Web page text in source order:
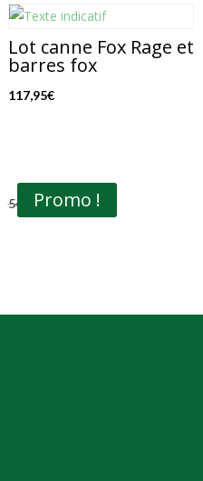
Lot canne Fox Rage et
barres fox
117,95€
Promo !
54,00€Le
34,90€Le